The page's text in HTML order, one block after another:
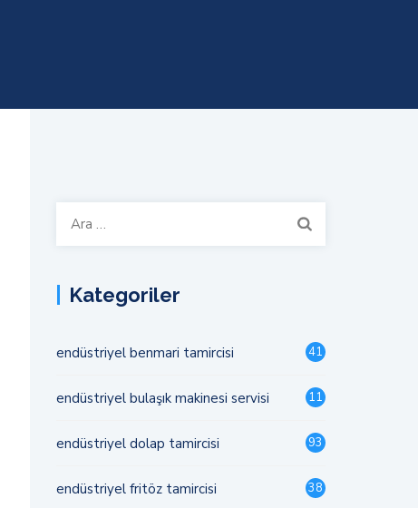
Arama:
Kategoriler
endüstriyel benmari tamircisi 41
endüstriyel bulaşık makinesi servisi 11
endüstriyel dolap tamircisi 93
endüstriyel fritöz tamircisi 38